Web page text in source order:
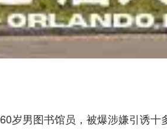
岁男图书馆员，被爆涉嫌引诱